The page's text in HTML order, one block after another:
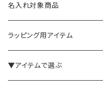
名入れ対象商品
ラッピング用アイテム
▼アイテムで選ぶ